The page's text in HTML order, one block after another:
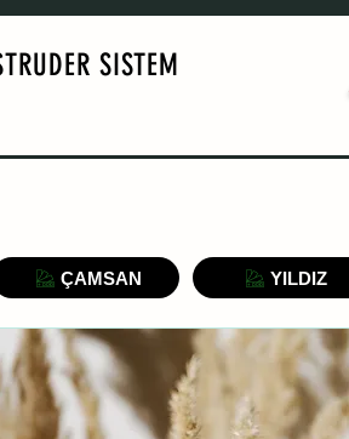
SISTEM
ÇAMSAN YILDIZ